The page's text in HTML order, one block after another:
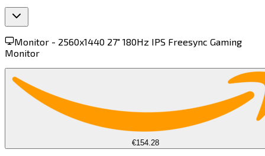
Monitor - 2560x1440 27" 180Hz IPS Freesync Gaming
Monitor​​​​‌ ‍ ​‍​‍‌‍ ‌ ​‍‌‍‍‌‌‍‌ ‌‍‍‌‌‍ ‍​‍​‍​ ‍‍​‍​‍‌ ​ ‌‍​‌‌‍ ‍‌‍‍‌‌ ‌​‌ ‍‌​‍ ‍‌‍‍‌‌‍ ​‍​‍​‍ ​​‍​‍‌‍‍​‌ ​‍‌‍‌‌‌‍‌‍​‍​‍​ ‍‍​‍​‍​‍ ‌‍​‌‌‍‌​‌‍ ‌‌‍‍‌‌‍ ‍​‍ ‌‍‍‌‌‍ ‍‌ ‌​‌‍‌‌‌‍ ‍‌ ‌​​‍ ‌‍‌‌‌‍‌​‌‍‍‌‌ ‌​​‍ ‌‍ ‌‌‍ ‌‍‌​‌‍‌‌​ ‌‌ ​​‌ ​‍‌‍‌‌‌ ​ ‌‍‌‌‌‍ ‍‌ ‌​‌‍​‌‌ ‌​‌‍‍‌‌‍ ‌‍ ‍​ ‍ ‌‍‍‌‌‍‌​​ ‌​ ​‍​ ‍‌‌‍‌‍​ ​‍​ ​‍​ ‍​‌‍‌​‌‍‌‍​‍ ‌​ ‌​​ ‍‌‌‍‌‌​ ​​​‍ ‌​ ‌​‌‍‌‍​ ​‍‌‍‌‍​‍ ‌​ ‍​​ ‌​​ ‌‌​ ‌​​‍ ‌‌‍‌‌​ ‌​​ ‌‍​ ​‌‌‍​ ​ ‍‌​ ‌‍​ ​ ​ ​‌​ ‍​​ ‌​​ ‌‌​ ‍ ‌ ‌​‌ ‍‌‌ ​​‌‍‌‌​ ‌‌‍ ‌‌‍ ‌‍ ‍‌‍‍‌‌ ‌​‌‍ ‌ ​‍​ ‍ ‌ ​​‌‍​‌‌ ‌​‌‍‍​​ ‌‌‍ ‍‌‍​‌‌‍ ‌‌‍‌‌​ ‌‍​‍‌‍​‌‌ ​ ‌‍‌‌‌‌‌‌‌ ​‍‌‍ ​​ ‌​‍‌‌​ ​‍‌​‌‍‌‍​‌‌‍‌​‌‍ ‌‌‍‍‌‌‍ ‍​‍‌‍‌‍‍‌‌‍‌​​ ‌​ ​‍​ ‍‌‌‍‌‍​ ​‍​ ​‍​ ‍​‌‍‌​‌‍‌‍​‍ ‌​ ‌​​ ‍‌‌‍‌‌​ ​​​‍ ‌​ ‌​‌‍‌‍​ ​‍‌‍‌‍​‍ ‌​ ‍​​ ‌​​ ‌‌​ ‌​​‍ ‌‌‍‌‌​ ‌​​ ‌‍​ ​‌‌‍​ ​ ‍‌​ ‌‍​ ​ ​ ​‌​ ‍​​ ‌​​ ‌‌​‍‌‍‌ ‌​‌ ‍‌‌ ​​‌‍‌‌​ ‌‌‍ ‌‌‍ ‌‍ ‍‌‍‍‌‌ ‌​‌‍ ‌ ​‍​‍‌‍‌ ​​‌‍​‌‌ ‌​‌‍‍​​ ‌‌‍ ‍‌‍​‌‌‍ ‌‌‍‌‌​‍‌‍‌ ​​‌‍‌‌‌ ​‍‌ ​ ‌ ​​‌‍‌‌‌‍​ ‌ ‌​‌‍‍‌‌ ‌‍‌‍‌‌​ ‌‌ ​​‌ ‌‌‌‍​‍‌‍ ​‌‍‍‌‌ ​ ‌‍‍​‌‍‌‌‌‍‌​​‍​‍‌ ‌
€154.28